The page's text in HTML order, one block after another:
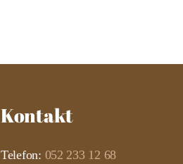
Kontakt
Telefon: 052 233 12 68